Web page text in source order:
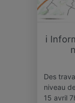
ℹ
Des
niveau
15 avril